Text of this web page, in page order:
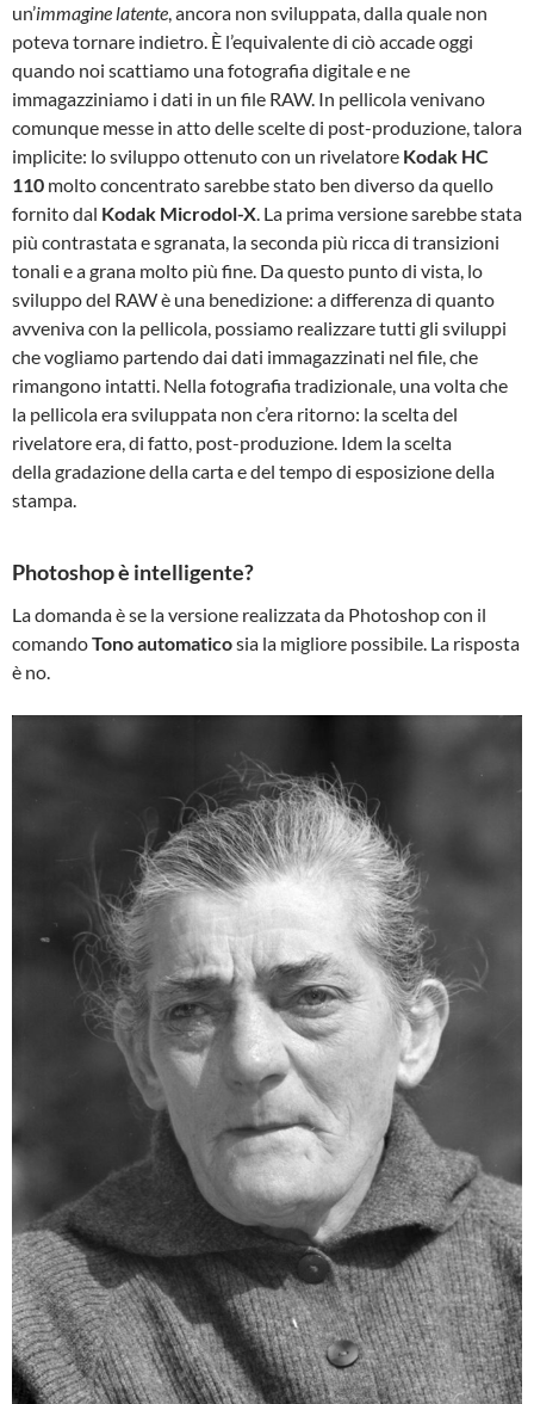
un’immagine latente, ancora non sviluppata, dalla quale non
poteva tornare indietro. È l’equivalente di ciò accade oggi
quando noi scattiamo una fotografia digitale e ne
immagazziniamo i dati in un file RAW. In pellicola venivano
comunque messe in atto delle scelte di post-produzione, talora
implicite: lo sviluppo ottenuto con un rivelatore Kodak HC
110 molto concentrato sarebbe stato ben diverso da quello
fornito dal Kodak Microdol-X. La prima versione sarebbe stata
più contrastata e sgranata, la seconda più ricca di transizioni
tonali e a grana molto più fine. Da questo punto di vista, lo
sviluppo del RAW è una benedizione: a differenza di quanto
avveniva con la pellicola, possiamo realizzare tutti gli sviluppi
che vogliamo partendo dai dati immagazzinati nel file, che
rimangono intatti. Nella fotografia tradizionale, una volta che
la pellicola era sviluppata non c’era ritorno: la scelta del
rivelatore era, di fatto, post-produzione. Idem la scelta
della gradazione della carta e del tempo di esposizione della
stampa.
Photoshop è intelligente?
La domanda è se la versione realizzata da Photoshop con il
comandoTono automaticosia la migliore possibile. La risposta
è no.